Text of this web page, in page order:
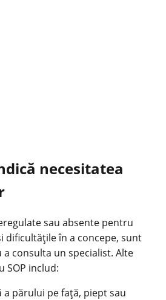
necesitatea
sau absente pentru
dificultăţile în a concepe, sunt
consulta un specialist. Alte
SOP includ:
a părului pe faţă, piept sau